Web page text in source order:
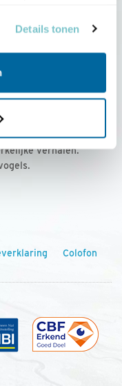
Details tonen
per jaar
met
verhalen.
Colofon